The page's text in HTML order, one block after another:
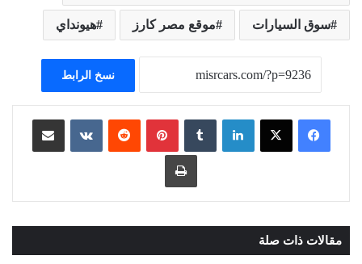
سوق السيارات موقع مصر كارز هيونداي
نسخ الرابط
لينكدإن ‏Tumblr بينتيريست
‏Reddit
‏VKontakte مشاركة عبر البريد
طباعة
مقالات ذات صلة